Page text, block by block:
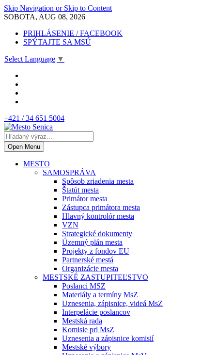
Skip Navigation or Skip to Content
SOBOTA, AUG 08, 2026
PRIHLÁSENIE / FACEBOOK
SPÝTAJTE SA MSÚ
Select Language ▼
+421 / 34 651 5004
Open Menu
MESTO
SAMOSPRÁVA
Spôsob zriadenia mesta
Štatút mesta
Primátor mesta
Zástupca primátora mesta
Hlavný kontrolór mesta
VZN
Strategické dokumenty
Územný plán mesta
Projekty z fondov EU
Partnerské mestá
Organizácie mesta
MESTSKÉ ZASTUPITEĽSTVO
Poslanci MSZ
Materiály a termíny MsZ
Uznesenia, zápisnice, videá MsZ
Interpelácie poslancov
Mestská rada
Komisie pri MsZ
Uznesenia a zápisnice komisií
Mestské výbory